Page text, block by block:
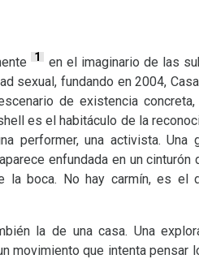
1
en el imaginario de las
sexual, fundando en 2004,
de existencia
es el habitáculo de la
performer, una activista.
enfundada en un cinturón
boca. No hay carmín, es el
la de una casa. Una
movimiento que intenta